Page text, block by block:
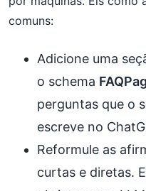
comuns:
Adicione uma
o schema
perguntas que o
escreve no
Reformule as
curtas e diretas.